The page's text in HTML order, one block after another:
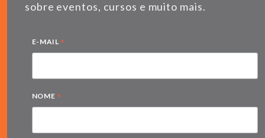
sobre eventos, cursos e muito mais.
E-MAIL *
NOME *